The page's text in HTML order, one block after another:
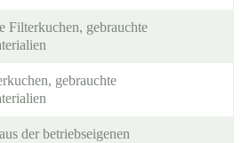
Filterkuchen, gebrauchte
gebrauchte
der betriebseigenen